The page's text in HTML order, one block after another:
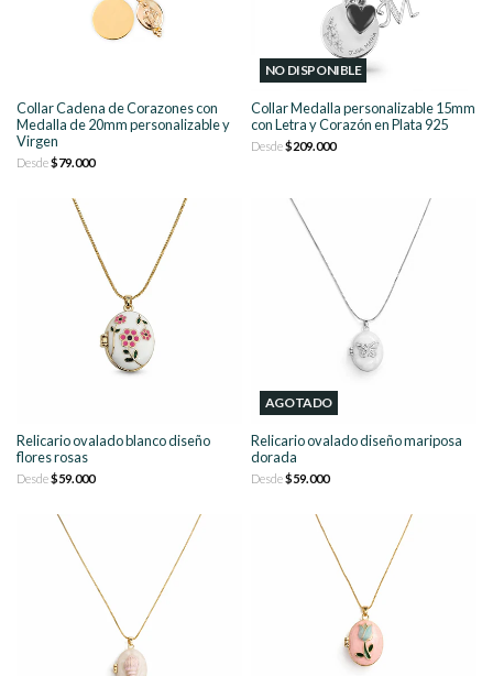
Collar Cadena de Corazones con
Medalla de 20mm personalizable y
Virgen
Desde$79.000
NO DISPONIBLE
Collar Medalla personalizable 15mm
con Letra y Corazón en Plata 925
Desde$209.000
Relicario ovalado blanco diseño
flores rosas
Desde$59.000
AGOTADO
Relicario ovalado diseño mariposa
dorada
Desde$59.000